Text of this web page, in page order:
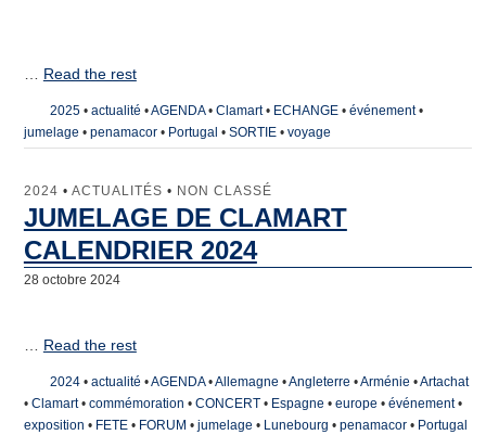
… Read the rest
2025• actualité •AGENDA• Clamart• ECHANGE• événement•
jumelage • penamacor• Portugal • SORTIE• voyage
2024 • ACTUALITÉS • NON CLASSÉ
JUMELAGE DE CLAMART
CALENDRIER 2024
28 octobre 2024
… Read the rest
2024• actualité •AGENDA•Allemagne •Angleterre •Arménie •Artachat
• Clamart• commémoration • CONCERT• Espagne • europe • événement•
exposition • FETE• FORUM • jumelage • Lunebourg • penamacor• Portugal